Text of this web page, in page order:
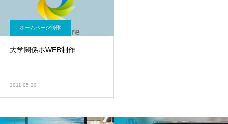
ホームページ制作
大学関係ホWEB制作
2011.05.20